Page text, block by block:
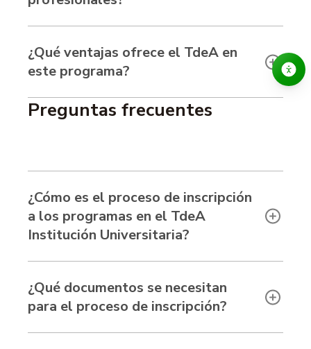
¿Qué ventajas ofrece el TdeA en
este programa?
Preguntas frecuentes
¿Cómo es el proceso de inscripción
a los programas en el TdeA
Institución Universitaria?
¿Qué documentos se necesitan
para el proceso de inscripción?